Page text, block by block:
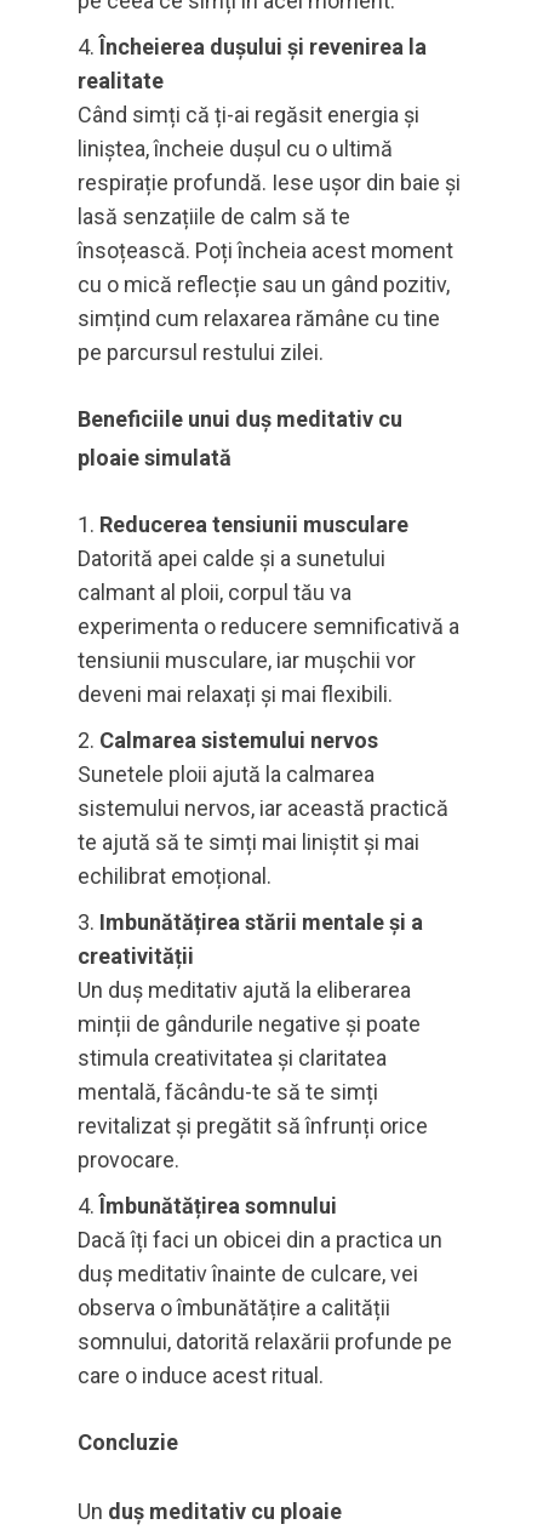
Încheierea dușului și revenirea la
realitate
Când simți că ți-ai regăsit energia și
liniștea, încheie dușul cu o ultimă
respirație profundă. Iese ușor din baie și
lasă senzațiile de calm să te
însoțească. Poți încheia acest moment
cu o mică reflecție sau un gând pozitiv,
simțind cum relaxarea rămâne cu tine
pe parcursul restului zilei.
Beneficiile unui duș meditativ cu
ploaie simulată
Reducerea tensiunii musculare
Datorită apei calde și a sunetului
calmant al ploii, corpul tău va
experimenta o reducere semnificativă a
tensiunii musculare, iar mușchii vor
deveni mai relaxați și mai flexibili.
Calmarea sistemului nervos
Sunetele ploii ajută la calmarea
sistemului nervos, iar această practică
te ajută să te simți mai liniștit și mai
echilibrat emoțional.
Imbunătățirea stării mentale și a
creativității
Un duș meditativ ajută la eliberarea
minții de gândurile negative și poate
stimula creativitatea și claritatea
mentală, făcându-te să te simți
revitalizat și pregătit să înfrunți orice
provocare.
Îmbunătățirea somnului
Dacă îți faci un obicei din a practica un
duș meditativ înainte de culcare, vei
observa o îmbunătățire a calității
somnului, datorită relaxării profunde pe
care o induce acest ritual.
Concluzie
Un duș meditativ cu ploaie